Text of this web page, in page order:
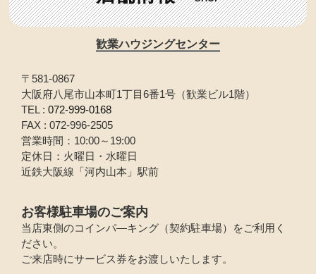
歓業ハウジングセンター
〒581-0867
大阪府八尾市山本町1丁目6番1号（歓業ビル1階）
TEL :072-999-0168
FAX : 072-996-2505
営業時間：10:00～19:00
定休日：火曜日・水曜日
近鉄大阪線「河内山本」駅前
お客様駐車場のご案内
当店東側のコインパ―キング（契約駐車場）をご利用く
ださい。
ご来店時にサービス券をお渡しいたします。